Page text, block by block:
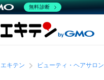
エキテン ビューティ・ヘアサロン
無料診断